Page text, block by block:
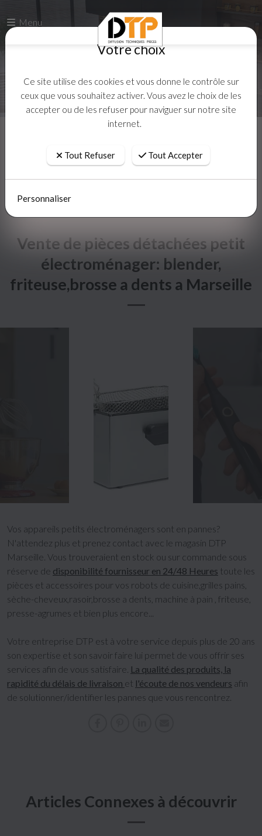
Menu
Vente de pièces détachées petit
électroménager: blender,
friteuse,brosse a dents a Marseille
Vos appareils petits électroménagers sont en pannes?
N'attendez plus et prenez contact avec le magasin DTP
Marseille. Vous trouveraient en stock ou sur commande sous
réserve de disponibilité fournisseur en 24/48 Heures toute les
pièces et accessoires pour vos robots de cuisine,grilles pains,
sèche-cheveux,rasoir,brosse a dents, machine à pain , friteuse,
presse-agrumes et bien plus encore...
Votre entreprise DTP est à votre service depuis plus de 20 ans
son expertise et son savoir faire lui permet de vous offrir ses
services afin de vous satisfaire. La qualité des produits, la
rapidité du délais de livraison et l'écoute de nos vendeurs afin
de solutionner/identifier les pannes que vous rencontrez.
Votre choix
Ce site utilise des cookies et vous donne le contrôle sur
ceux que vous souhaitez activer. Vous avez le choix de les
accepter ou de les refuser pour naviguer sur notre site
internet.
Tout Refuser Tout Accepter
Personnaliser
Articles Connexes à découvrir
Votre choix
Ce site utilise des cookies et vous donne le contrôle sur
accepter ou de les refuser pour naviguer sur notre site
internet.
Tout Refuser
Personnaliser